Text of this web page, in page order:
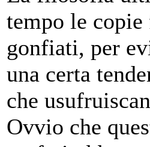
tempo le
gonfiati, per
una certa
che
Ovvio che